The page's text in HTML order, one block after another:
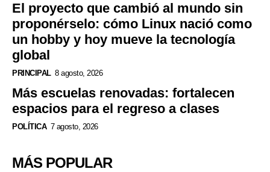
El proyecto que cambió al mundo sin
proponérselo: cómo Linux nació como
un hobby y hoy mueve la tecnología
global
PRINCIPAL 8 agosto, 2026
Más escuelas renovadas: fortalecen
espacios para el regreso a clases
POLÍTICA 7 agosto, 2026
MÁS POPULAR